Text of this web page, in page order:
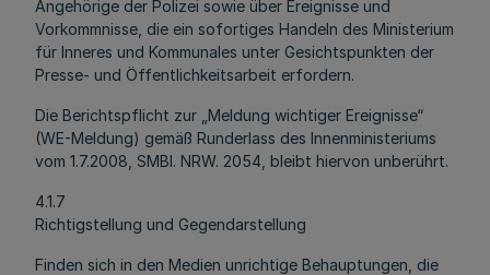
Angehörige der Polizei sowie über Ereignisse und
Vorkommnisse, die ein sofortiges Handeln des Ministerium
für Inneres und Kommunales unter Gesichtspunkten der
Presse- und Öffentlichkeitsarbeit erfordern.
Die Berichtspflicht zur „Meldung wichtiger Ereignisse“
(WE-Meldung) gemäß Runderlass des Innenministeriums
vom 1.7.2008, SMBl. NRW. 2054, bleibt hiervon unberührt.
4.1.7
Richtigstellung und Gegendarstellung
Finden sich in den Medien unrichtige Behauptungen, die